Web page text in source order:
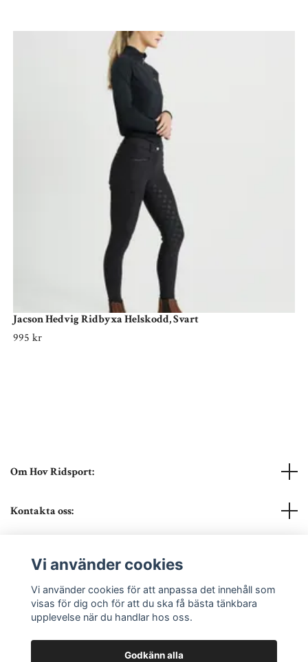
Jacson Hedvig Ridbyxa Helskodd, Svart
995 kr
Om Hov Ridsport:
Kontakta oss:
Sociala medier
Vi använder cookies
Vi använder cookies för att anpassa det innehåll som
visas för dig och för att du ska få bästa tänkbara
upplevelse när du handlar hos oss.
Godkänn alla